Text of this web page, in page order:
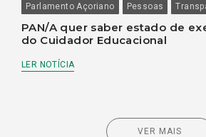
Parlamento Açoriano
Pessoas
PAN/A quer saber estado de
do Cuidador Educacional
LER NOTÍCIA
VER MAIS